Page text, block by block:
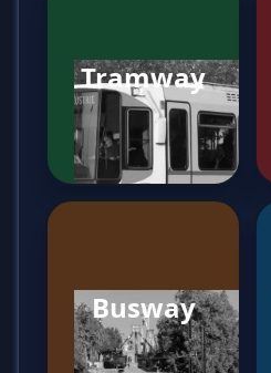
Tramway
Busway